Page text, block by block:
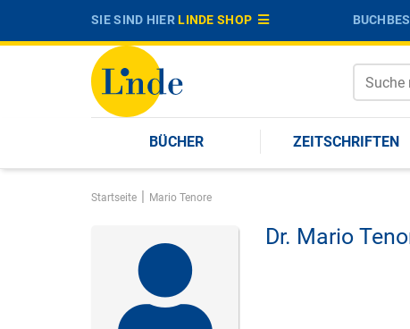
SIE SIND HIERLINDE SHOP
BÜCHER ZEITSCHRIFTEN
Startseite | Mario Tenore
Dr. Mario